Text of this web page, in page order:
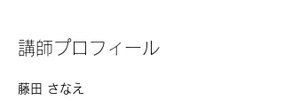
講師プロフィール
藤田 さなえ